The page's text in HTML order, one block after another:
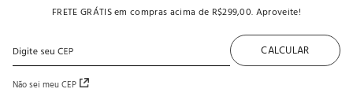
FRETE GRÁTISem compras acima de R$299,00. Aproveite!
Não sei meu CEP
CALCULAR